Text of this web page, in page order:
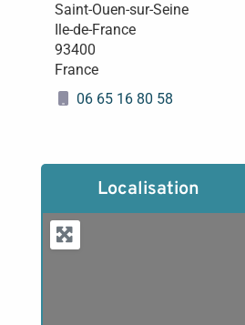
Saint-Ouen-sur-Seine
Ile-de-France
93400
France
06 65 16 80 58
Localisation